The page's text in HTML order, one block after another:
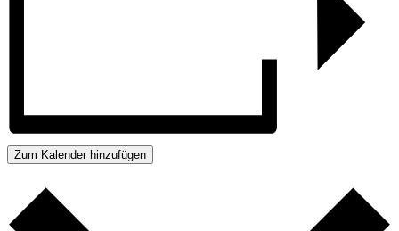
Zum Kalender hinzufügen